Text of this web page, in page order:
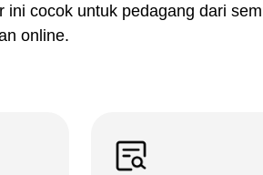
cocok untuk pedagang dari
online.